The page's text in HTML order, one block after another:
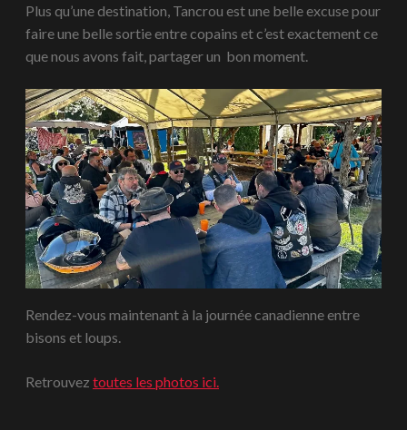
Plus qu’une destination, Tancrou est une belle excuse pour
faire une belle sortie entre copains et c’est exactement ce
que nous avons fait, partager un bon moment.
Rendez-vous maintenant à la journée canadienne entre
bisons et loups.
Retrouvez toutes les photos ici.